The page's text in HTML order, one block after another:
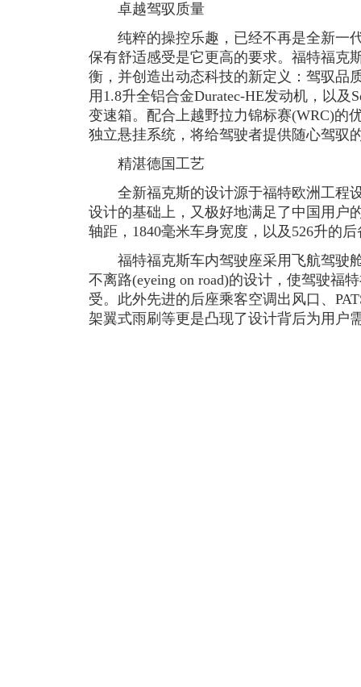
卓越驾驭质量
纯粹的操控乐趣，已经不再是全新一
保有舒适感受是它更高的要求。福特福克
衡，并创造出动态科技的新定义：驾驭品
用1.8升全铝合金Duratec-HE发动机，以及
变速箱。配合上越野拉力锦标赛(WRC)的
独立悬挂系统，将给驾驶者提供随心驾驭
精湛德国工艺
全新福克斯的设计源于福特欧洲工程
设计的基础上，又极好地满足了中国用户
轴距，1840毫米车身宽度，以及526升的
福特福克斯车内驾驶座采用飞航驾驶舱
不离路(eyeing on road)的设计，使驾驶福
受。此外先进的后座乘客空调出风口、
架翼式雨刷等更是凸现了设计背后为用户